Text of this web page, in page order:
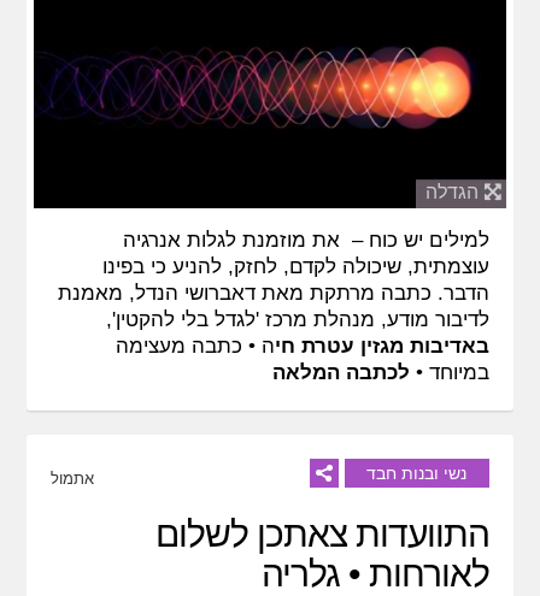
הגדלה
למילים יש כוח – את מוזמנת לגלות אנרגיה
עוצמתית, שיכולה לקדם, לחזק, להניע כי בפינו
הדבר. כתבה מרתקת מאת דאברושי הנדל, מאמנת
לדיבור מודע, מנהלת מרכז 'לגדל בלי להקטין',
באדיבות מגזין עטרת חיה • כתבה מעצימה
במיוחד • לכתבה המלאה
נשי ובנות חבד אתמול
התוועדות צאתכן לשלום
לאורחות • גלריה